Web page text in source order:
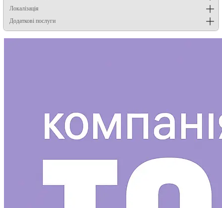
Локалізація
Додаткові послуги